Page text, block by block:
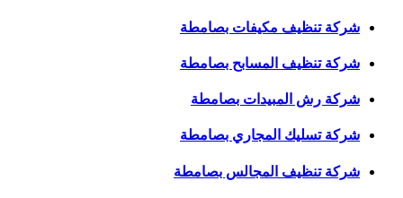
شركة تنظيف مكيفات بصامطة
شركة تنظيف المسابح بصامطة
شركة رش المبيدات بصامطة
شركة تسليك المجاري بصامطة
شركة تنظيف المجالس بصامطة